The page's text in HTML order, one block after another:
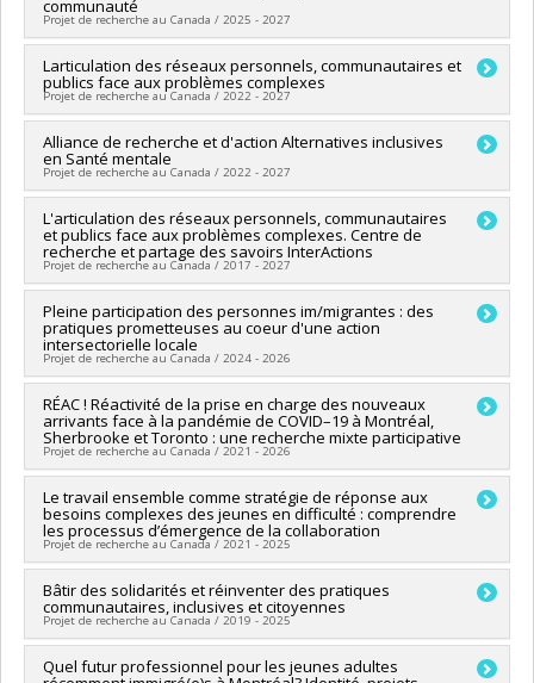
Programmes de subvention : PVXXXXXX-(SE) Programme
Soutien aux équipes de recherche - Stade de développement
: Renouvellement
communauté
Projet de recherche au Canada / 2025 - 2027
Chercheur principal :Isabelle Courcy
Co-chercheurs :Suzanne Laberge,Lourdès Rodriguez Del
Barrio
sciences humaines du Canada
Programmes de subvention : PVXXXXXX-Subvention
d'engagement partenarial
Larticulation des réseaux personnels, communautaires et
publics face aux problèmes complexes
Projet de recherche au Canada / 2022 - 2027
Chercheur principal :Lourdès Rodriguez Del Barrio
Sources de financement :FRQSC/Fonds de recherche du
Québec - Société et culture (FQRSC)
infrastructures de rech. des instituts et des centres affiliés
universitaires
Alliance de recherche et d'action Alternatives inclusives
en Santé mentale
Projet de recherche au Canada / 2022 - 2027
Chercheur principal :Lourdès Rodriguez Del Barrio
Co-chercheurs : Deena White, Roxane Caron,Marie-Jeanne
Blain,Nassera Touati,Marie-Claire Rufagari,
Richard,Isabelle Courcy,Jeanne-Marie Rugira,Nadia Duguay
,Isabelle Ruelland
Sources de financement :CRSH/Conseil de recherches en
sciences humaines du Canada
Programmes de subvention : PVXXXXXX-Initiative sur la race,
le genre et la diversité
L'articulation des réseaux personnels, communautaires
et publics face aux problèmes complexes. Centre de
recherche et partage des savoirs InterActions
Projet de recherche au Canada / 2017 - 2027
Sources de financement :MSSS/Ministère de la Santé et des
Services sociaux
Programmes de subvention :
Pleine participation des personnes im/migrantes : des
pratiques prometteuses au coeur d'une action
intersectorielle locale
Projet de recherche au Canada / 2024 - 2026
Chercheur principal : Marie-Jeanne Blain
Co-chercheurs : Lourdès Rodriguez Del Barrio,Nassera
Touati,Naïma Bentayeb,Jeanne-Marie Rugira,Aline
Lechaume
Sources de financement :CRSH/Conseil de recherches en
sciences humaines du Canada
Programmes de subvention :PV152160-Subvention
Connexion
RÉAC ! Réactivité de la prise en charge des nouveaux
arrivants face à la pandémie de COVID–19 à Montréal,
Sherbrooke et Toronto : une recherche mixte participative
Projet de recherche au Canada / 2021 - 2026
Chercheur principal :Lara Gautier
Co-chercheurs :Lourdès Rodriguez Del Barrio,Jill Hanley,
Nassera Touati,Saliha Ziam,Pierre Pluye,Janet Cleveland
Marie-Jeanne Blain,Naïma Bentayeb,Erica Di Ruggiero,Lara
Maillet
Sources de financement :IRSC/Instituts de recherche en
santé du Canada
Programmes de subvention :PVXXXXXX-(PJT) Subvention
Projet
Le travail ensemble comme stratégie de réponse aux
besoins complexes des jeunes en difficulté : comprendre
les processus d’émergence de la collaboration
Projet de recherche au Canada / 2021 - 2025
Chercheur principal :Élodie Marion
Co-chercheurs :Nadia Desbiens,Lourdès Rodriguez Del
Barrio
sciences humaines du Canada
Bâtir des solidarités et réinventer des pratiques
communautaires, inclusives et citoyennes
Projet de recherche au Canada / 2019 - 2025
Chercheur principal :Lourdès Rodriguez Del Barrio
Quel futur professionnel pour les jeunes adultes